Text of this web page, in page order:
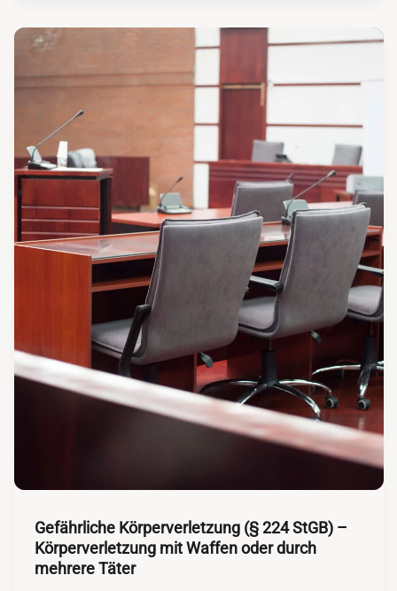
Gefährliche Körperverletzung (§ 224 StGB) –
Körperverletzung mit Waffen oder durch
mehrere Täter